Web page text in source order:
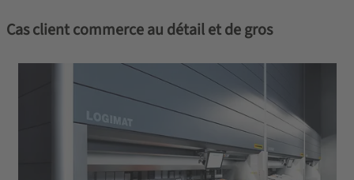
Cas client commerce au détail et de gros